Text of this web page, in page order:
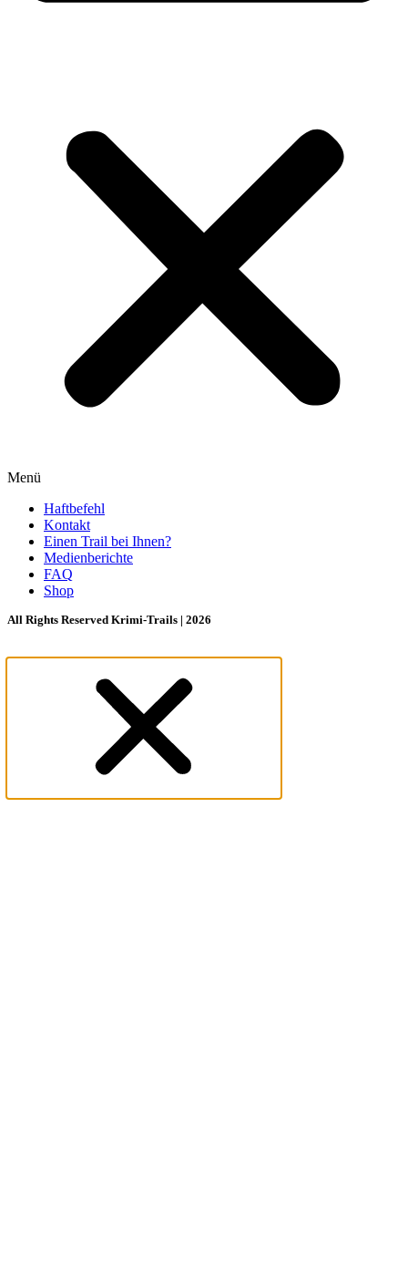
Menü
Haftbefehl
Kontakt
Einen Trail bei Ihnen?
Medienberichte
FAQ
Shop
All Rights Reserved Krimi-Trails | 2026